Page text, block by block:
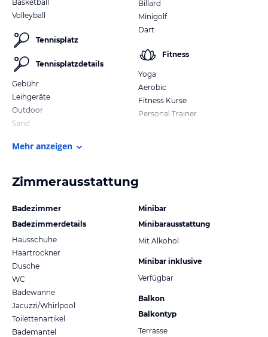
Basketball
Volleyball
Tennisplatz
Tennisplatzdetails
Gebühr
Leihgeräte
Outdoor
Sand
Billard
Minigolf
Dart
Fitness
Yoga
Aerobic
Fitness Kurse
Personal Trainer
Mehr anzeigen
Zimmerausstattung
Badezimmer
Badezimmerdetails
Hausschuhe
Haartrockner
Dusche
WC
Badewanne
Jacuzzi/Whirlpool
Toilettenartikel
Bademantel
Minibar
Minibarausstattung
Mit Alkohol
Minibar inklusive
Verfügbar
Balkon
Balkontyp
Terrasse